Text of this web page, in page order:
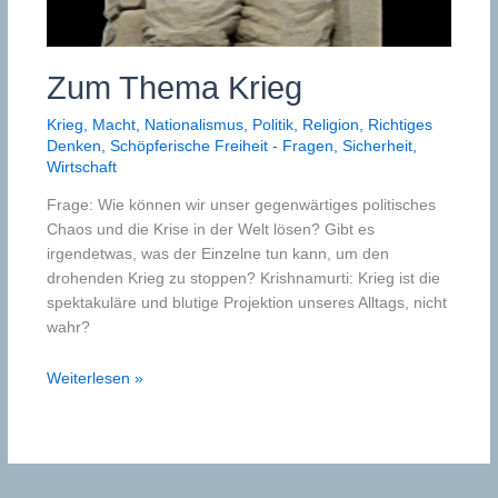
Zum Thema Krieg
Krieg, Macht, Nationalismus, Politik, Religion, Richtiges
Denken, Schöpferische Freiheit - Fragen, Sicherheit,
Wirtschaft
Frage: Wie können wir unser gegenwärtiges politisches
Chaos und die Krise in der Welt lösen? Gibt es
irgendetwas, was der Einzelne tun kann, um den
drohenden Krieg zu stoppen? Krishnamurti: Krieg ist die
spektakuläre und blutige Projektion unseres Alltags, nicht
wahr?
Zum
Weiterlesen »